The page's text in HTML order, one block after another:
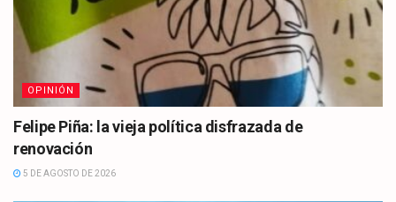
OPINIÓN
Felipe Piña: la vieja política disfrazada de
renovación
5 DE AGOSTO DE 2026